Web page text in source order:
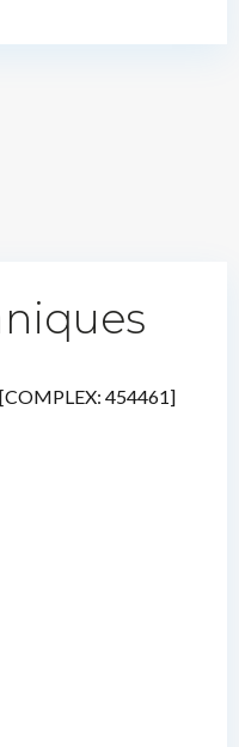
454461]